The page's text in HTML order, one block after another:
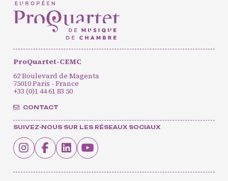
ProQuartet-CEMC
62 Boulevard de Magenta
75010 Paris - France
+33 (0)1 44 61 83 50
CONTACT
SUIVEZ-NOUS SUR LES RÉSEAUX SOCIAUX
Projets européens
Actions culturelles
Concerts et événements
Pratiques amateurs
Agenda
Actualités
Soutenir ProQuartet
Vidéos des masterclasses